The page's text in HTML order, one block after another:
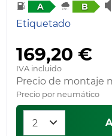
A B
Etiquetado
169,20 €
IVA incluido
Precio de montaje
Precio por neumático